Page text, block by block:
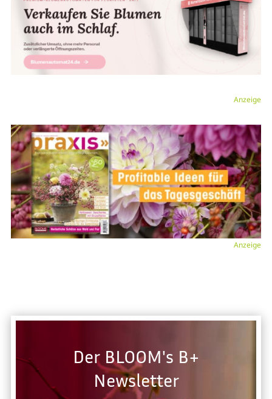
Anzeige
Anzeige
Der BLOOM's B+
Newsletter